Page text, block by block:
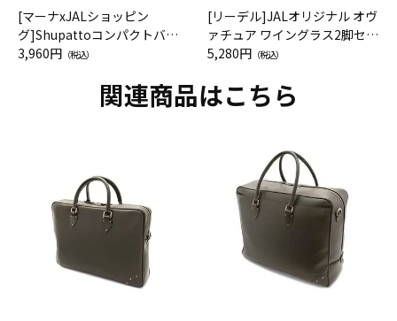
[マーナxJALショッピン
グ]Shupattoコンパクトバッ
グ Drop JAL客室乗務員（LC）
3,960円 （税込）
[リーデル]JALオリジナル オヴ
ァチュア ワイングラス2脚セッ
ト（レッドワイン）
5,280円 （税込）
関連商品はこちら